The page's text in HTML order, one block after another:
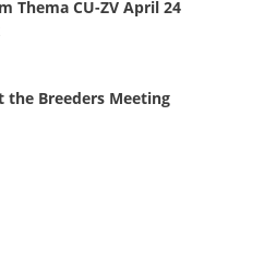
Thema CU-ZV April 24
the Breeders Meeting